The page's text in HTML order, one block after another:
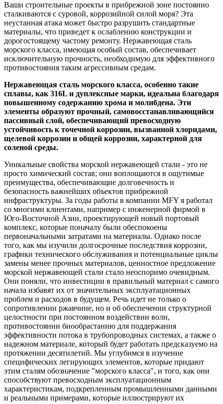
Ваши строительные проекты в прибрежной зоне постоянно
сталкиваются с суровой, коррозийной силой моря? Эта
неустанная атака может быстро разрушить стандартные
материалы, что приведет к ослаблению конструкции и
дорогостоящему частому ремонту. Нержавеющая сталь
морского класса, имеющая особый состав, обеспечивает
исключительную прочность, необходимую для эффективного
противостояния таким агрессивным средам.
Нержавеющая сталь морского класса, особенно такие
сплавы, как 316L и дуплексные марки, идеальна благодаря
повышенному содержанию хрома и молибдена. Эти
элементы образуют прочный, самовосстанавливающийся
пассивный слой, обеспечивающий превосходную
устойчивость к точечной коррозии, вызванной хлоридами,
щелевой коррозии и общей коррозии, характерной для
соленой среды.
Уникальные свойства морской нержавеющей стали - это не
просто химический состав; они воплощаются в ощутимые
преимущества, обеспечивающие долговечность и
безопасность важнейших объектов прибрежной
инфраструктуры. За годы работы в компании MFY я работал
со многими клиентами, например с инженерной фирмой в
Юго-Восточной Азии, проектирующей новый портовый
комплекс, которые поначалу были обеспокоены
первоначальными затратами на материалы. Однако после
того, как мы изучили долгосрочные последствия коррозии,
графики технического обслуживания и потенциальные циклы
замены менее прочных материалов, ценностное предложение
морской нержавеющей стали стало неоспоримо очевидным.
Они поняли, что инвестиции в правильный материал с самого
начала избавят их от значительных эксплуатационных
проблем и расходов в будущем. Речь идет не только о
сопротивлении ржавчине, но и об обеспечении структурной
целостности при постоянном воздействии волн,
противостоянии биообрастанию для поддержания
эффективности потока в трубопроводных системах, а также о
надежном материале, который будет работать предсказуемо на
протяжении десятилетий. Мы углубимся в изучение
специфических легирующих элементов, которые придают
этим сталям обозначение "морского класса", и того, как они
способствуют превосходным эксплуатационным
характеристикам, подкрепленным промышленными данными
и реальными примерами, которые иллюстрируют их